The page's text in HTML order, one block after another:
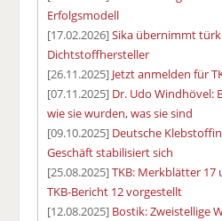
Erfolgsmodell
[17.02.2026]Sika übernimmt
Dichtstoffhersteller
[26.11.2025] Jetzt anmelden für
[07.11.2025] Dr. Udo Windhövel:
wie sie wurden, was sie sind
[09.10.2025] Deutsche
Geschäft stabilisiert sich
[25.08.2025]TKB: Merkblätter
TKB-Bericht 12 vorgestellt
[12.08.2025] Bostik: Zweistellige